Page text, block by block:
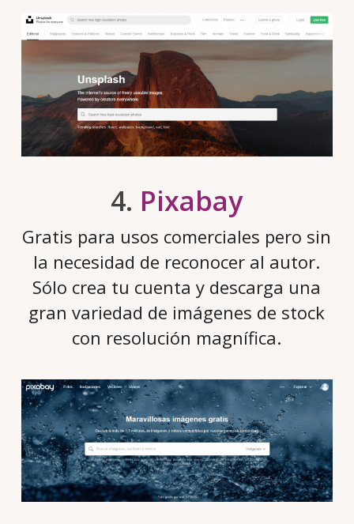
4. Pixabay
Gratis para usos comerciales pero sin
la necesidad de reconocer al autor.
Sólo crea tu cuenta y descarga una
gran variedad de imágenes de stock
con resolución magnífica.